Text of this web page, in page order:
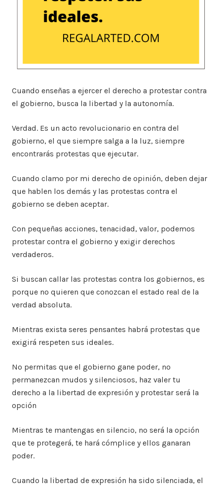
Cuando enseñas a ejercer el derecho a protestar contra
el gobierno, busca la libertad y la autonomía.
Verdad. Es un acto revolucionario en contra del
gobierno, el que siempre salga a la luz, siempre
encontrarás protestas que ejecutar.
Cuando clamo por mi derecho de opinión, deben dejar
que hablen los demás y las protestas contra el
gobierno se deben aceptar.
Con pequeñas acciones, tenacidad, valor, podemos
protestar contra el gobierno y exigir derechos
verdaderos.
Si buscan callar las protestas contra los gobiernos, es
porque no quieren que conozcan el estado real de la
verdad absoluta.
Mientras exista seres pensantes habrá protestas que
exigirá respeten sus ideales.
No permitas que el gobierno gane poder, no
permanezcan mudos y silenciosos, haz valer tu
derecho a la libertad de expresión y protestar será la
opción
Mientras te mantengas en silencio, no será la opción
que te protegerá, te hará cómplice y ellos ganaran
poder.
Cuando la libertad de expresión ha sido silenciada, el